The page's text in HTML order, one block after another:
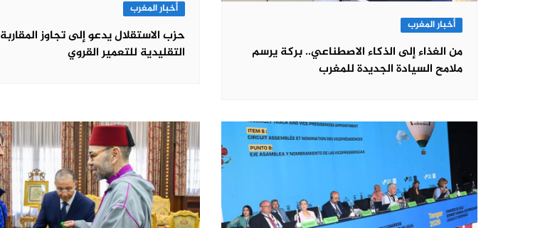
أخبار المغرب
من الغذاء إلى الذكاء الاصطناعي.. بركة يرسم
ملامح السيادة الجديدة للمغرب
أخبار المغرب
حزب الاستقلال يدعو إلى تجاوز المقاربة
التقليدية للتعمير القروي